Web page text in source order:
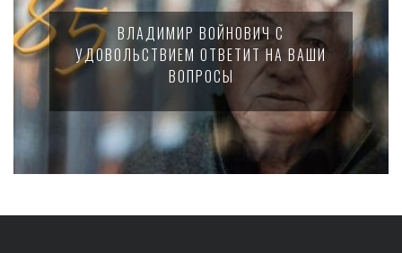
ВЛАДИМИР ВОЙНОВИЧ С
УДОВОЛЬСТВИЕМ ОТВЕТИТ НА ВАШИ
ВОПРОСЫ